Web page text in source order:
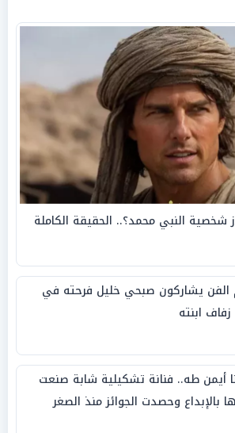
النبي محمد؟.. الحقيقة الكاملة
الفن يشاركون صبحي خليل فرحته في
ابنته
أيمن طه.. فنانة تشكيلية شابة صنعت
بالإبداع وحصدت الجوائز منذ الصغر